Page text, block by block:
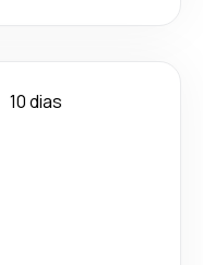
10 dias